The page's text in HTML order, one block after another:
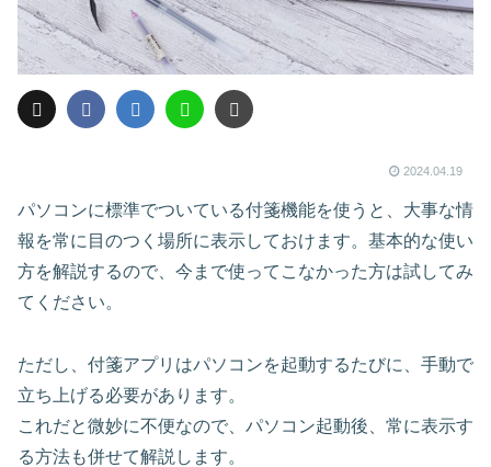
2024.04.19
パソコンに標準でついている付箋機能を使うと、大事な情
報を常に目のつく場所に表示しておけます。基本的な使い
方を解説するので、今まで使ってこなかった方は試してみ
てください。
ただし、付箋アプリはパソコンを起動するたびに、手動で
立ち上げる必要があります。
これだと微妙に不便なので、パソコン起動後、常に表示す
る方法も併せて解説します。